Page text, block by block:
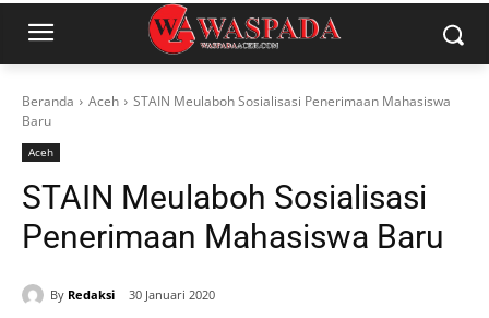
Beranda Aceh
STAIN Meulaboh Sosialisasi Penerimaan Mahasiswa
Baru
Aceh
STAIN Meulaboh Sosialisasi
Penerimaan Mahasiswa Baru
By Redaksi 30 Januari 2020